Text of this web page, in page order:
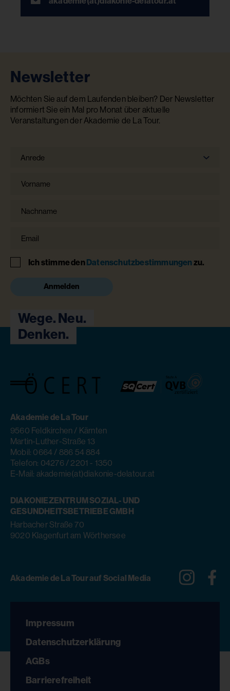
Newsletter
Möchten Sie auf dem Laufenden bleiben? Der Newsletter
informiert Sie ein Mal pro Monat über aktuelle
Veranstaltungen der Akademie de La Tour.
Anrede
Hinweis
Ich stimme denDatenschutzbestimmungenzu.
Anmelden
Wege. Neu.
Denken.
Akademie de La Tour
9560 Feldkirchen / Kärnten
Martin-Luther-Straße 13
Mobil: 0664 / 886 54 884
Telefon: 04276 / 2201 - 1350
E-Mail: akademie(at)diakonie-delatour.at
DIAKONIEZENTRUM SOZIAL- UND
GESUNDHEITSBETRIEBE GMBH
Harbacher Straße 70
9020 Klagenfurt am Wörthersee
Akademie de La Tour auf Social Media
Impressum
Datenschutzerklärung
AGBs
Barrierefreiheit